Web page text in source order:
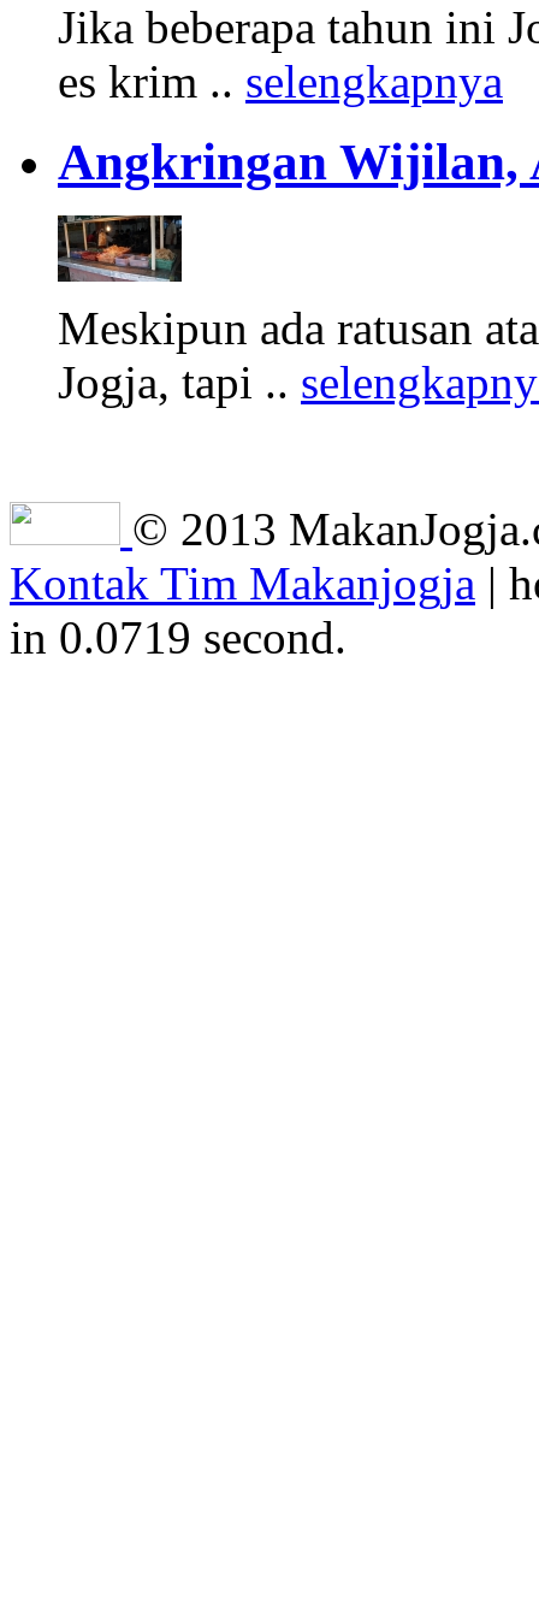
Jika beberapa tahun ini
es krim .. selengkapnya
Angkringan Wijilan,
Meskipun ada ratusan
Jogja, tapi ..
© 2013
Kontak Tim Makanjogja |
in 0.0719 second.